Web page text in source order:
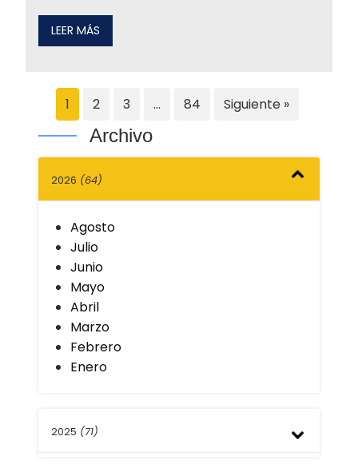
LEER MÁS
1 2 3 … 84 Siguiente »
Archivo
2026 (64)
Agosto
Julio
Junio
Mayo
Abril
Marzo
Febrero
Enero
2025 (71)